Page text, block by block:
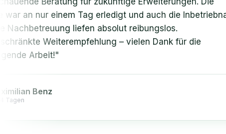
nur einem Tag erledigt und auch die Inbetriebnahme
liefen absolut reibungslos.
Weiterempfehlung – vielen Dank für die
Arbeit!"
Benz